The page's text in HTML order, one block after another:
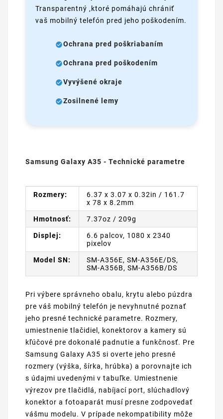
Transparentný ,ktoré pomáhajú chrániť
vaš mobilný telefón pred jeho poškodením.
Ochrana pred poškriabaním
Ochrana pred poškodením
Vyvýšené okraje
Zosilnené lemy
Samsung Galaxy A35 - Technické parametre
Rozmery:
6.37 x 3.07 x 0.32in / 161.7
x 78 x 8.2mm
Hmotnosť: 7.37oz / 209g
Displej:
6.6 palcov, 1080 x 2340
pixelov
Model SN:
SM-A356E, SM-A356E/DS,
SM-A356B, SM-A356B/DS
Pri výbere správneho obalu, krytu alebo púzdra
pre váš mobilný telefón je nevyhnutné poznať
jeho presné technické parametre. Rozmery,
umiestnenie tlačidiel, konektorov a kamery sú
kľúčové pre dokonalé padnutie a funkčnosť. Pre
Samsung Galaxy A35 si overte jeho presné
rozmery (výška, šírka, hrúbka) a porovnajte ich
s údajmi uvedenými v tabuľke. Umiestnenie
výrezov pre tlačidlá, nabíjací port, slúchadlový
konektor a fotoaparát musí presne zodpovedať
vášmu modelu. V prípade nekompatibility môže